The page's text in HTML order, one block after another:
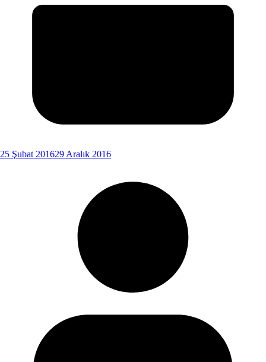
25 Şubat 201629 Aralık 2016